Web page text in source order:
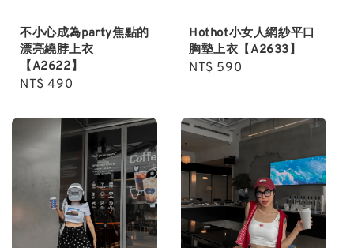
不小心成為party焦點的
漂亮繞脖上衣
【A2622】
Regular
NT$ 490
Hothot小女人網紗平口
胸墊上衣【A2633】
Regular
NT$ 590